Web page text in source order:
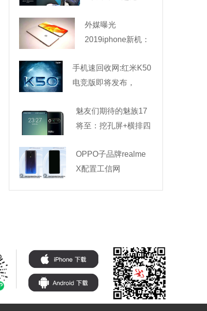
外媒曝光
2019iphone新机：
手机速回收网:红米K50
电竞版即将发布，
魅友们期待的魅族17
将至：挖孔屏+横排四
OPPO子品牌realme
X配置工信网